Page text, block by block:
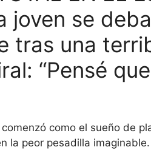
joven se
tras una
“Pensé
como el sueño de
la peor pesadilla